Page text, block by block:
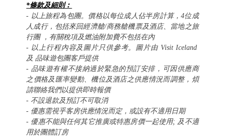
*條款及細則︰
- 以上旅程為包團。價格以每位成人佔半房計算，4位成
人成行，包括來回經濟艙/商務艙機票及酒店、當地之旅
行團 ，有關稅項及燃油附加費不包括在內
- 以上行程內容及圖片只供參考。 圖片由 Visit Iceland
及 品味遊包團客戶提供
- 品味遊有權不接納過於緊急的預訂安排，可因供應商
之價格及匯率變動、機位及酒店之供應情況而調整，煩
請聯絡我們以提供即時報價
- 不設退款及預訂不可取消
- 優惠需視乎客房供應情況而定，或設有不適用日期
- 優惠不能與任何其它推廣或特惠房價一起使用; 及不適
用於團體訂房